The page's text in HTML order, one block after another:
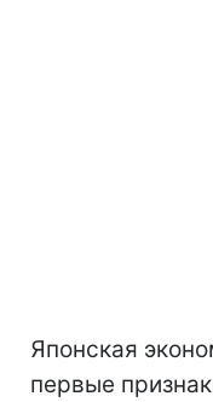
Японская
первые